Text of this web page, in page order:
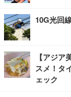
10G光回
【アジ
スメ！タ
ェック